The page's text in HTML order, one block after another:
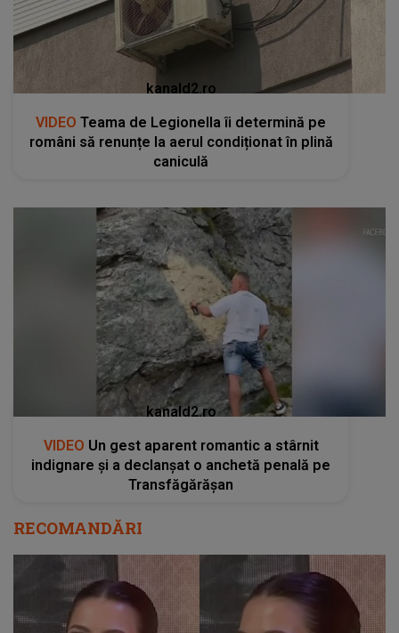
kanald2.ro
VIDEO Teama de Legionella îi determină pe
români să renunțe la aerul condiționat în plină
caniculă
kanald2.ro
VIDEO Un gest aparent romantic a stârnit
indignare și a declanșat o anchetă penală pe
Transfăgărășan
RECOMANDĂRI